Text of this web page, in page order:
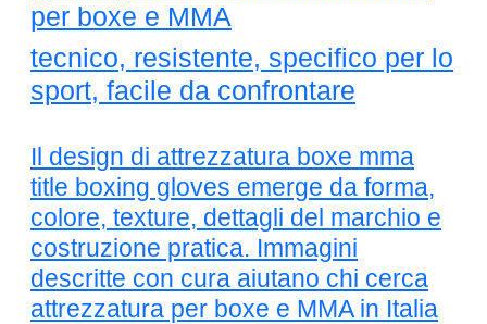
per boxe e MMA
tecnico, resistente, specifico per lo
sport, facile da confrontare
Il design di attrezzatura boxe mma
title boxing gloves emerge da forma,
colore, texture, dettagli del marchio e
costruzione pratica. Immagini
descritte con cura aiutano chi cerca
attrezzatura per boxe e MMA in Italia